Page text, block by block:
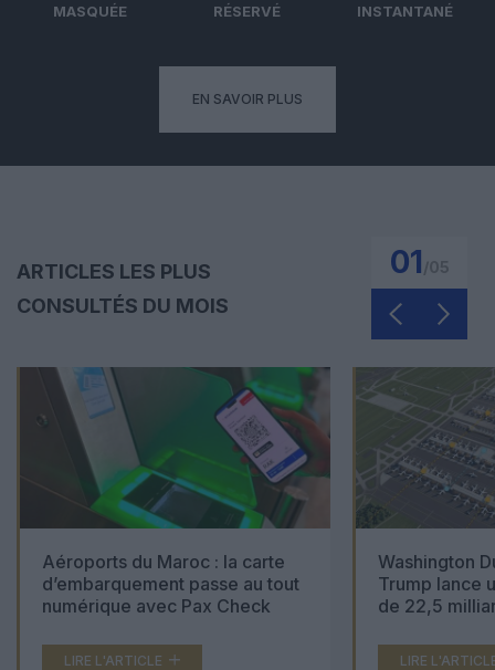
MASQUÉE
RÉSERVÉ
INSTANTANÉ
EN SAVOIR PLUS
ARTICLES LES PLUS
CONSULTÉS DU MOIS
01
Aéroports du Maroc : la carte
d’embarquement passe au tout
numérique avec Pax Check
LIRE L'ARTICLE
Washington
Trump lance
de 22,5
LIRE